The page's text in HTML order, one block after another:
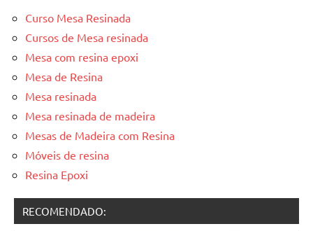
redonda
para
reuniões
mesa
de
jantar
para
8
você
Curso Mesa Resinada
Cursos de Mesa resinada
Mesa com resina epoxi
Mesa de Resina
Mesa resinada
Mesa resinada de madeira
Mesas de Madeira com Resina
Móveis de resina
Resina Epoxi
RECOMENDADO: